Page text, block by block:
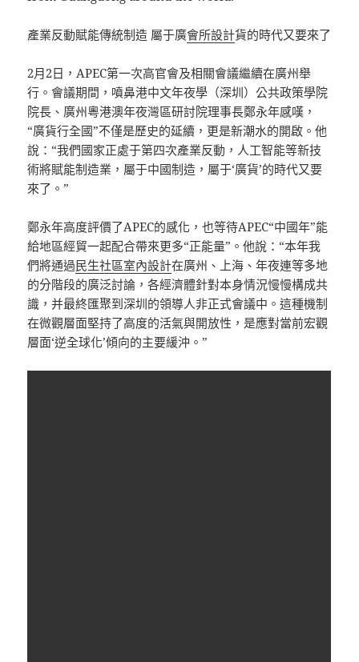
產業反動賦能傳統制造 屬于廣會所設計貨的時代又要來了
2月2日，APEC第一次高官會及相關會議繼續在廣州舉
行。會議期間，噴鼻港中文年夜學（深圳）公共政策學院
院長、廣州粵港澳年夜灣區研討院理事長鄭永年感嘆，
“廣貨行全國”不僅是歷史的延續，更是新潮水的開啟。他
說：“我們國家正處于第四次產業反動，人工智能等新技
術將賦能制造業，屬于中國制造，屬于‘廣貨’的時代又要
來了。”
鄭永年高度評價了APEC的感化，也等待APEC“中國年”能
給地區經貿一起配合帶來更多“正能量”。他說：“本年我
們將通過民生社區室內設計在廣州、上海、年夜連等多地
的分階段的廣泛討論，各經濟體針對本身情況慢慢構成共
識，并最終匯聚到深圳的領導人非正式會議中。這種機制
在微觀層面堅持了高度的活氣與開放性，是應對當前宏觀
層面‘逆全球化’傾向的主要緩沖。”